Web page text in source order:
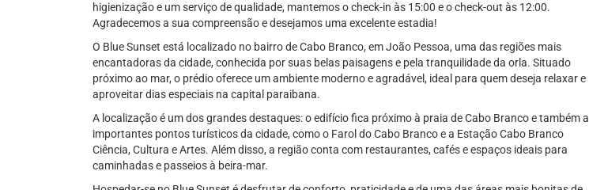
higienização e um serviço de qualidade, mantemos o check-in às 15:00 e o check-out às 12:00.
Agradecemos a sua compreensão e desejamos uma excelente estadia!
O Blue Sunset está localizado no bairro de Cabo Branco, em João Pessoa, uma das regiões mais
encantadoras da cidade, conhecida por suas belas paisagens e pela tranquilidade da orla. Situado
próximo ao mar, o prédio oferece um ambiente moderno e agradável, ideal para quem deseja relaxar e
aproveitar dias especiais na capital paraibana.
A localização é um dos grandes destaques: o edifício fica próximo à praia de Cabo Branco e também a
importantes pontos turísticos da cidade, como o Farol do Cabo Branco e a Estação Cabo Branco
Ciência, Cultura e Artes. Além disso, a região conta com restaurantes, cafés e espaços ideais para
caminhadas e passeios à beira-mar.